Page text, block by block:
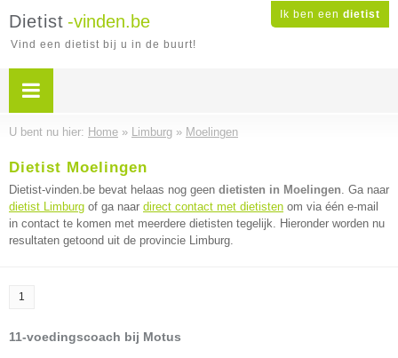
Ik ben een dietist
Dietist -vinden.be
Vind een dietist bij u in de buurt!
U bent nu hier: Home » Limburg » Moelingen
Dietist Moelingen
Dietist-vinden.be bevat helaas nog geen dietisten in Moelingen. Ga naar
dietist Limburg of ga naar direct contact met dietisten om via één e-mail
in contact te komen met meerdere dietisten tegelijk. Hieronder worden nu
resultaten getoond uit de provincie Limburg.
1
11-voedingscoach bij Motus